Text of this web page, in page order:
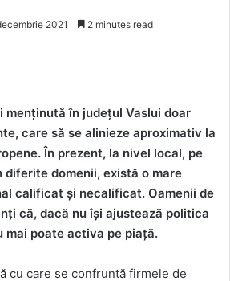
2021 2 minutes read
menținută în județul Vaslui doar
care să se alinieze aproximativ la
În prezent, la nivel local, pe
diferite domenii, există o mare
calificat și necalificat. Oamenii de
că, dacă nu își ajustează politica
mai poate activa pe piață.
cu care se confruntă firmele de